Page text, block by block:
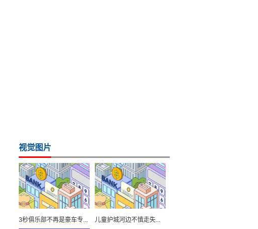
视觉图片
3秒俱乐部不再是豪车专... 儿童护城河边不慎走失...